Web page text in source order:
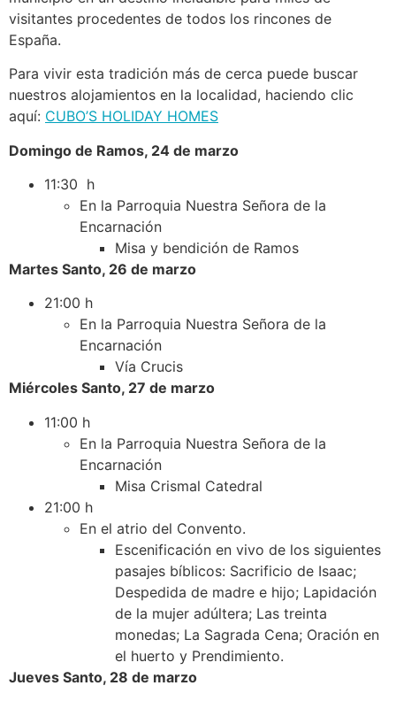
visitantes procedentes de todos los rincones de
España.
Para vivir esta tradición más de cerca puede buscar
nuestros alojamientos en la localidad, haciendo clic
aquí: CUBO’S HOLIDAY HOMES
Domingo de Ramos, 24 de marzo
11:30 h
En la Parroquia Nuestra Señora de la
Encarnación
Misa y bendición de Ramos
Martes Santo, 26 de marzo
21:00 h
En la Parroquia Nuestra Señora de la
Encarnación
Vía Crucis
Miércoles Santo, 27 de marzo
11:00 h
En la Parroquia Nuestra Señora de la
Encarnación
Misa Crismal Catedral
21:00 h
En el atrio del Convento.
Escenificación en vivo de los siguientes
pasajes bíblicos: Sacrificio de Isaac;
Despedida de madre e hijo; Lapidación
de la mujer adúltera; Las treinta
monedas; La Sagrada Cena; Oración en
el huerto y Prendimiento.
Jueves Santo, 28 de marzo